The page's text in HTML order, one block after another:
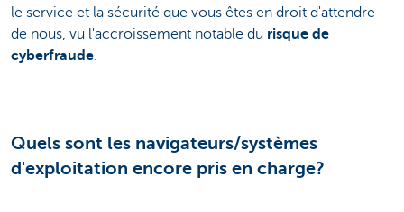
le service et la sécurité que vous êtes en droit d'attendre
de nous, vu l'accroissement notable du risque de
cyberfraude.
Quels sont les navigateurs/systèmes
d'exploitation encore pris en charge?